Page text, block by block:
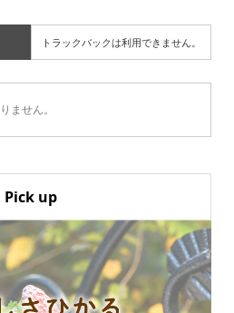
トラックバックは利用できません。
ません。
Pick up